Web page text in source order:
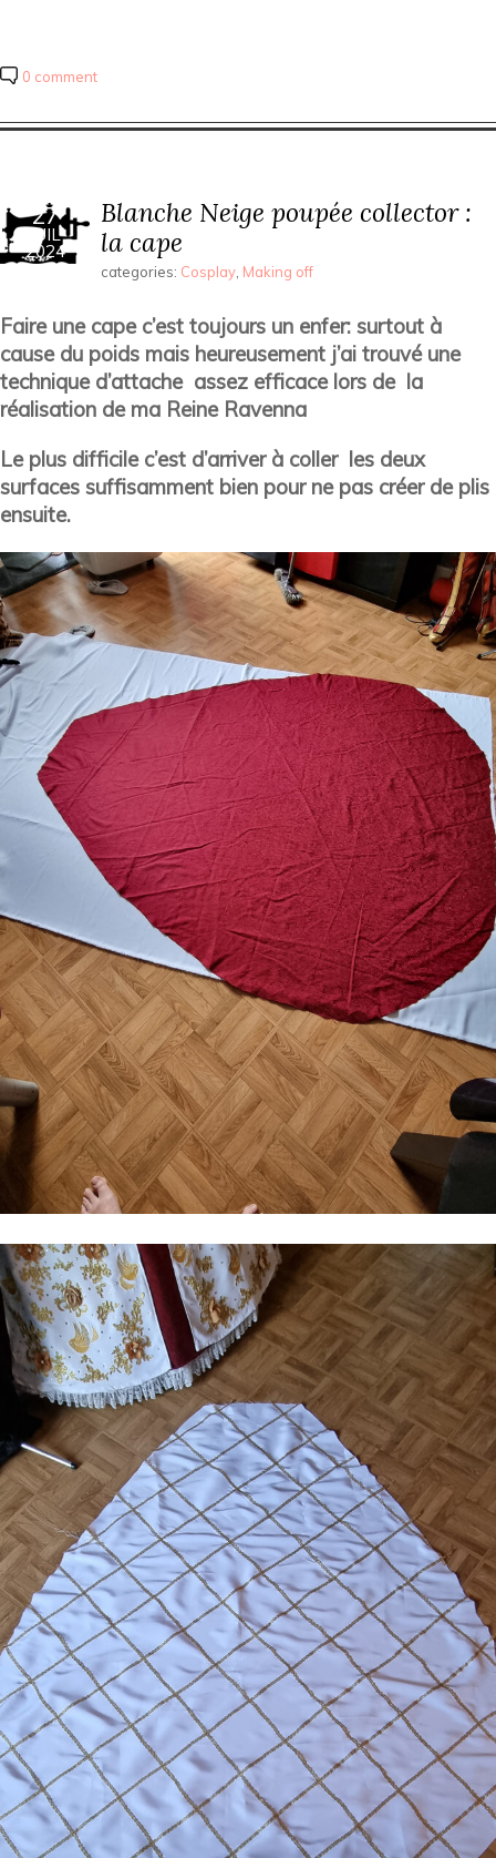
0 comment
27
JUIL
2024
Blanche Neige poupée collector :
la cape
categories: Cosplay Making off
Faire une cape c’est toujours un enfer: surtout à
cause du poids mais heureusement j’ai trouvé une
technique d’attache assez efficace lors de la
réalisation de ma Reine Ravenna
Le plus difficile c’est d’arriver à coller les deux
surfaces suffisamment bien pour ne pas créer de plis
ensuite.